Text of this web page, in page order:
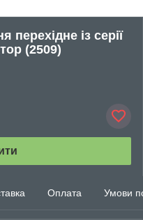
перехідне із серії
(2509)
Оплата Умови